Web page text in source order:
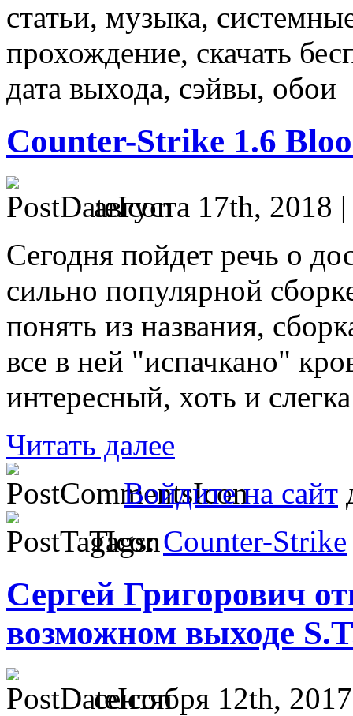
статьи, музыка,
прохождение, скачать
дата выхода, сэйвы, обои
Counter-Strike 1.6
августа 17th, 2018
Сегодня пойдет речь о
сильно популярной
понять из названия,
все в ней "испачкано"
интересный, хоть и
Читать далее
Войдите на сайт
Tags:Counter-Strike
Сергей Григорович
возможном выходе
сентября 12th,